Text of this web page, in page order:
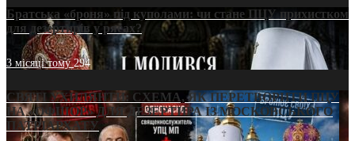
Братська «броня» під куполами: чи стане ПЦУ прихистком
для дезертирів у рясах?
3 місяці тому294
СВЯТІ УХИЛЯНТИ: СХЕМА, ЯК ПЕРЕТВОРИТИ ПЦУ
НА «ОФШОР» ДЛЯ ДЕЗЕРТИРА ІЗ МОСКОВСЬКОГО
ПАТРІАРХАТУ